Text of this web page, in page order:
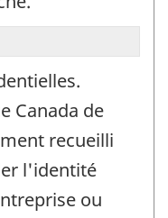
Canada de
recueilli
l'identité
ou